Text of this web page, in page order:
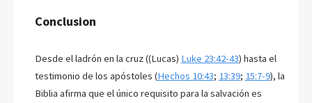
Conclusion
Desde el ladrón en la cruz ((Lucas) Luke 23:42-43) hasta el
testimonio de los apóstoles (Hechos 10:43; 13:39; 15:7-9), la
Biblia afirma que el único requisito para la salvación es